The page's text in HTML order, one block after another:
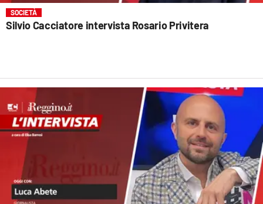
SOCIETÀ
Silvio Cacciatore intervista Rosario Privitera